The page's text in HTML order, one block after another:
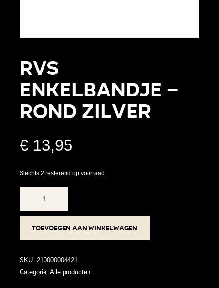
RVS
enkelbandje –
Rond zilver
€ 13,95
Slechts 2 resterend op voorraad
-
Rond
zilver
Toevoegen aan winkelwagen
SKU: 210000004421
Categorie: Alle producten